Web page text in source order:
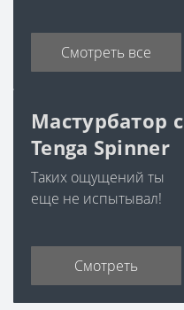
Смотреть все
Мастурбатор
Tenga Spinner
Таких ощущений ты
еще не испытывал!
Смотреть